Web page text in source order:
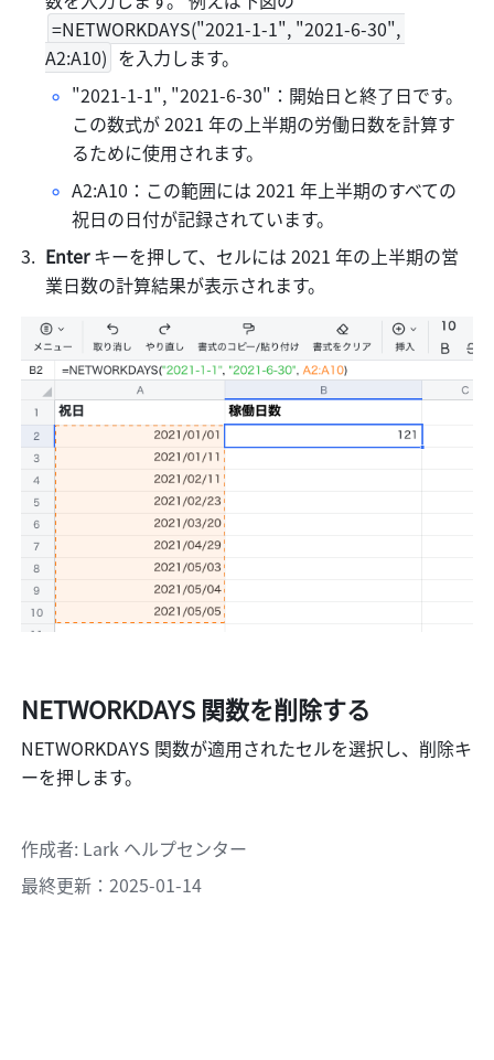
=NETWORKDAYS("2021-1-1", "2021-6-30",
A2:A10) を入力します。
"2021-1-1", "2021-6-30"：開始日と終了日です。
この数式が 2021 年の上半期の労働日数を計算す
るために使用されます。
A2:A10：この範囲には 2021 年上半期のすべての
祝日の日付が記録されています。
Enter キーを押して、セルには 2021 年の上半期の営
業日数の計算結果が表示されます。
NETWORKDAYS 関数を削除する
NETWORKDAYS 関数が適用されたセルを選択し、削除キ
ーを押します。
作成者: Lark ヘルプセンター
最終更新：2025-01-14